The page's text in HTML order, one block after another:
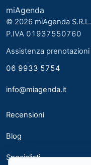
miAgenda
© 2026 miAgenda S.R.L.
P.IVA 01937550760
Assistenza prenotazioni
06 9933 5754
info@miagenda.it
Recensioni
Blog
Specialisti